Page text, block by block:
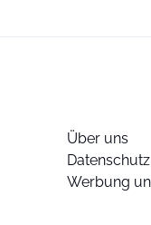
Über uns
Werbung